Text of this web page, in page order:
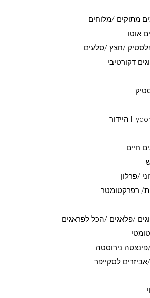
מתוקים /מלוחים
אוטו'
/חצץ /סלעים
דקורטיבי
חיים
/פרלון
רפרקטומטר
/פלאגים /הכל לפראגים
נירוסטה
לסקייפר